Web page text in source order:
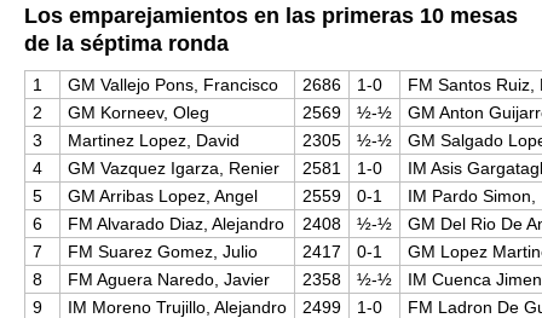
Los emparejamientos en las primeras 10 mesas
de la séptima ronda
1 GM Vallejo Pons, Francisco 2686 1-0
FM Santos Ruiz,
2
GM Korneev, Oleg 2569 ½-½
GM Anton
3
Martinez Lopez, David 2305 ½-½
GM Salgado
4
GM Vazquez Igarza, Renier 2581 1-0
IM Asis
5
GM Arribas Lopez, Angel 2559 0-1
IM Pardo Simon,
6
FM Alvarado Diaz, Alejandro 2408 ½-½
GM Del Rio De
7
FM Suarez Gomez, Julio 2417 0-1
GM Lopez
8
FM Aguera Naredo, Javier 2358 ½-½
IM Cuenca
9
IM Moreno Trujillo, Alejandro 2499 1-0
FM Ladron De